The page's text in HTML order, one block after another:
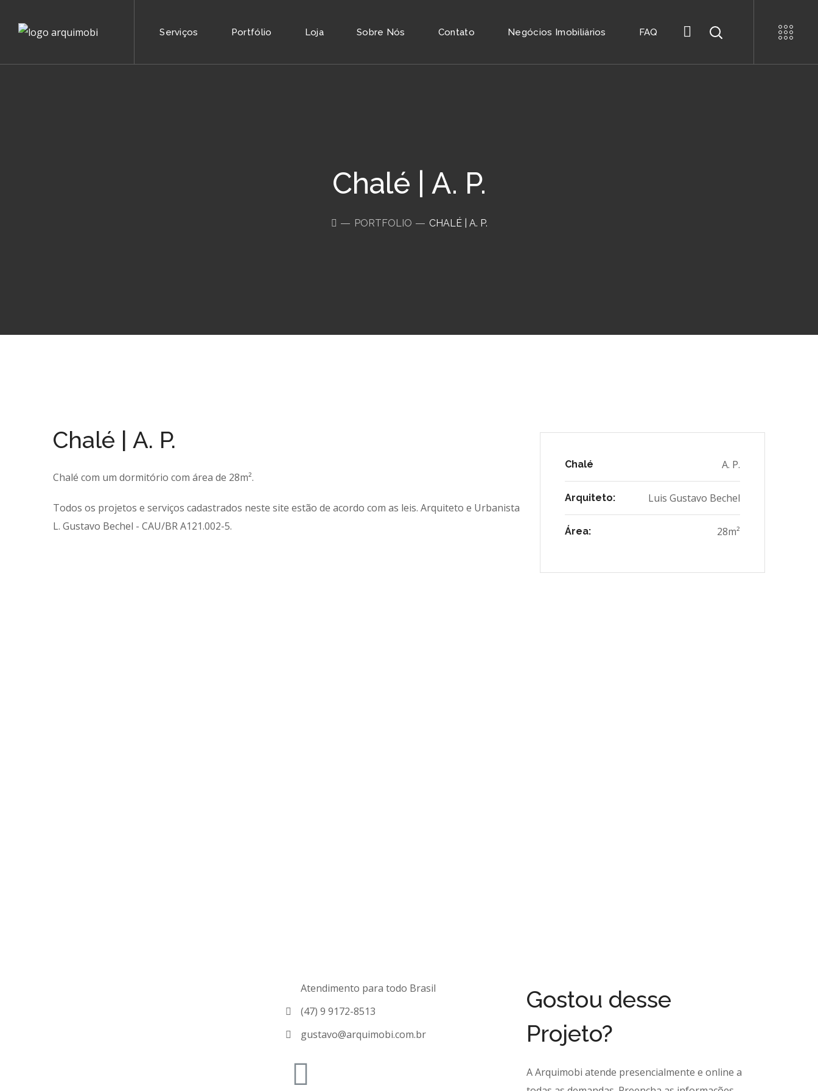
Serviços Portfólio Loja Sobre Nós Contato Negócios Imobiliários FAQ
Chalé | A. P.
PORTFOLIO CHALÉ | A. P.
Chalé | A. P.
Chalé com um dormitório com área de 28m².
Todos os projetos e serviços cadastrados neste site estão de acordo com as leis. Arquiteto e Urbanista
L. Gustavo Bechel - CAU/BR A121.002-5.
Chalé A. P.
Arquiteto: Luis Gustavo Bechel
Área: 28m²
Atendimento para todo Brasil
(47) 9 9172-8513
gustavo@arquimobi.com.br
Gostou desse
Projeto?
A Arquimobi atende presencialmente e online a